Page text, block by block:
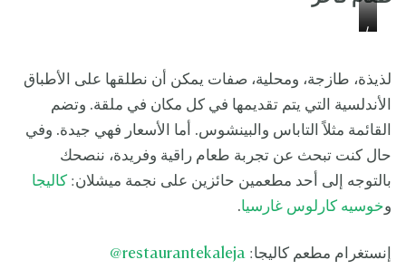
ا
ص
د
:
س
ت
ا
ا
ص
د
:
س
ت
ا
لذيذة، طازجة، ومحلية، صفات يمكن أن نطلقها على الأطباق
الأندلسية التي يتم تقديمها في كل مكان في ملقة. وتضم
القائمة مثلاً التاباس والبينشوس. أما الأسعار فهي جيدة. وفي
حال كنت تبحث عن تجربة طعام راقية وفريدة، ننصحك
بالتوجه إلى أحد مطعمين حائزين على نجمة ميشلان: كاليجا
وخوسيه كارلوس غارسيا.
إنستغرام مطعم كاليجا: restaurantekaleja@